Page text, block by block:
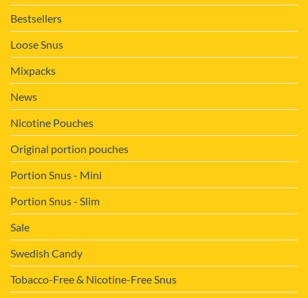
Bestsellers
Loose Snus
Mixpacks
News
Nicotine Pouches
Original portion pouches
Portion Snus - Mini
Portion Snus - Slim
Sale
Swedish Candy
Tobacco-Free & Nicotine-Free Snus